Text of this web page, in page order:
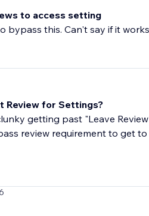
to access setting
bypass this. Can't say if it
Review for Settings?
getting past "Leave
review requirement to get to